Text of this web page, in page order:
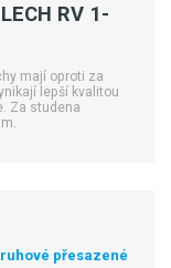
RV 1-
mají oproti za
lepší kvalitou
Za studena
přesazené